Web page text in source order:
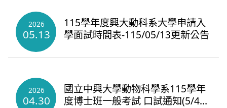
2026
05.13
115學年度興大動科系大學申請入
學面試時間表-115/05/13更新公告
2026
04.30
國立中興大學動物科學系115學年
度博士班一般考試 口試通知(5/4更